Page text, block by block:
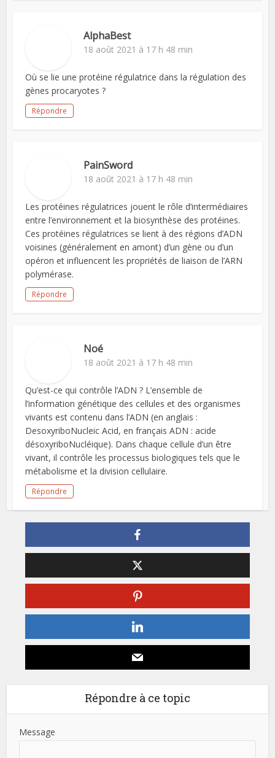
AlphaBest
18 août 2021 à 17 h 48 min
Où se lie une protéine régulatrice dans la régulation des
gènes procaryotes ?
Répondre
PainSword
18 août 2021 à 17 h 48 min
Les protéines régulatrices jouent le rôle d’intermédiaires
entre l’environnement et la biosynthèse des protéines.
Ces protéines régulatrices se lient à des régions d’ADN
voisines (généralement en amont) d’un gène ou d’un
opéron et influencent les propriétés de liaison de l’ARN
polymérase.
Répondre
Noé
18 août 2021 à 17 h 48 min
Qu’est-ce qui contrôle l’ADN ? L’ensemble de
l’information génétique des cellules et des organismes
vivants est contenu dans l’ADN (en anglais :
DesoxyriboNucleic Acid, en français ADN : acide
désoxyriboNucléique). Dans chaque cellule d’un être
vivant, il contrôle les processus biologiques tels que le
métabolisme et la division cellulaire.
Répondre
Répondre à ce topic
Message